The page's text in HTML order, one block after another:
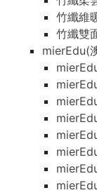
竹纖維
竹纖雙
mierEdu(